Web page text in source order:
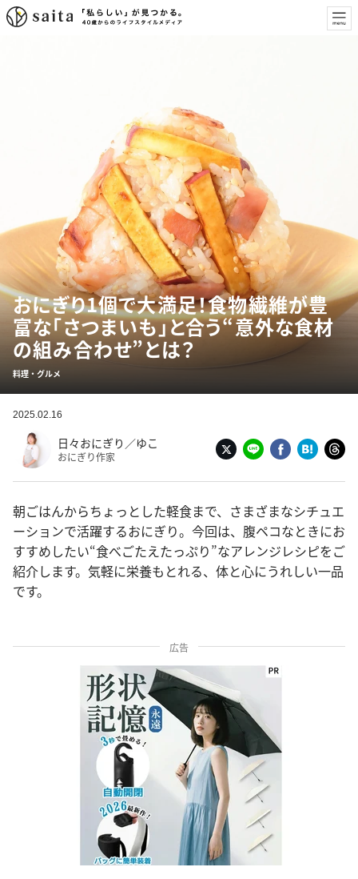
おにぎり1個で大満足！食物繊維が豊
富な「さつまいも」と合う“意外な食材
の組み合わせ”とは？
料理・グルメ
2025.02.16
日々おにぎり／ゆこ
おにぎり作家
朝ごはんからちょっとした軽食まで、さまざまなシチュエ
ーションで活躍するおにぎり。今回は、腹ペコなときにお
すすめしたい“食べごたえたっぷり”なアレンジレシピをご
紹介します。気軽に栄養もとれる、体と心にうれしい一品
です。
広告